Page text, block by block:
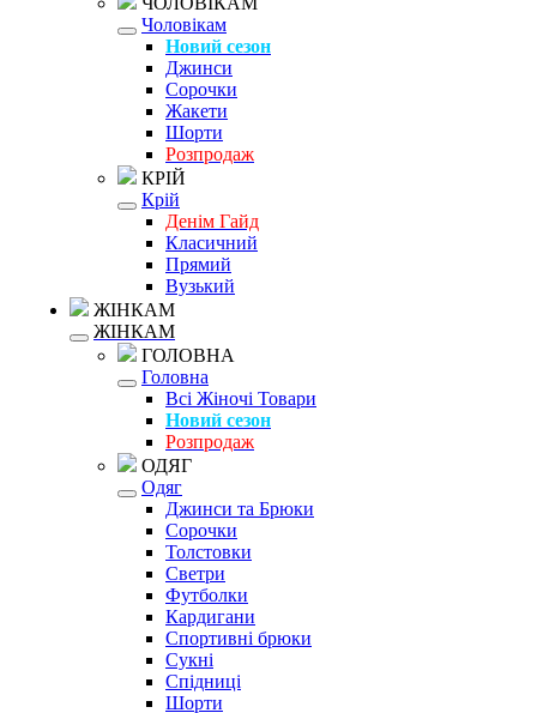
Чоловікам
Новий сезон
Джинси
Сорочки
Жакети
Шорти
Розпродаж
КРІЙ
Крій
Денім Гайд
Класичний
Прямий
Вузький
ЖІНКАМ
ЖІНКАМ
ГОЛОВНА
Головна
Всі Жіночі Товари
Новий сезон
Розпродаж
ОДЯГ
Одяг
Джинси та Брюки
Сорочки
Толстовки
Светри
Футболки
Кардигани
Спортивні брюки
Сукні
Спідниці
Шорти